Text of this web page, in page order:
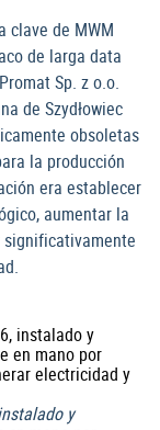
clave de MWM
de larga data
Sp. z o.o.
de Szydłowiec
obsoletas
la producción
era establecer
aumentar la
y